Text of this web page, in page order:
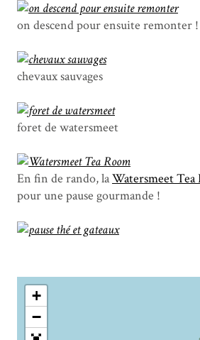
on descend pour ensuite remonter !
chevaux sauvages
foret de watersmeet
En fin de rando, laWatersmeet Tea
pour une pause gourmande !
+
−